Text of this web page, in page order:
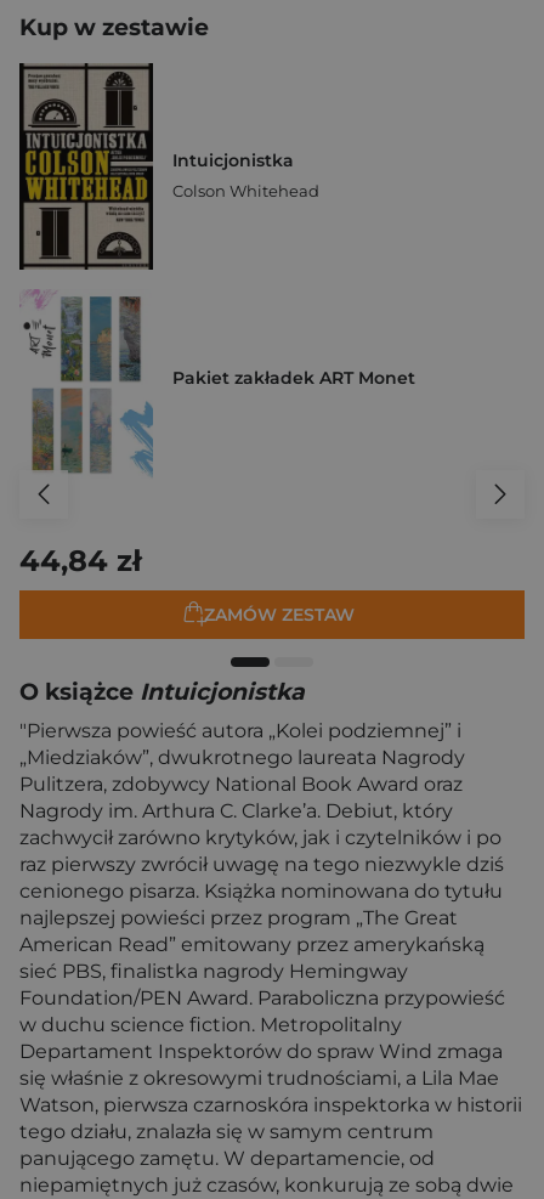
Kup w zestawie
Intuicjonistka
Colson Whitehead
Pakiet zakładek ART Monet
44,84 zł
ZAMÓW ZESTAW
O książce Intuicjonistka
"Pierwsza powieść autora „Kolei podziemnej” i
„Miedziaków”, dwukrotnego laureata Nagrody
Pulitzera, zdobywcy National Book Award oraz
Nagrody im. Arthura C. Clarke’a. Debiut, który
zachwycił zarówno krytyków, jak i czytelników i po
raz pierwszy zwrócił uwagę na tego niezwykle dziś
cenionego pisarza. Książka nominowana do tytułu
najlepszej powieści przez program „The Great
American Read” emitowany przez amerykańską
sieć PBS, finalistka nagrody Hemingway
Foundation/PEN Award. Paraboliczna przypowieść
w duchu science fiction. Metropolitalny
Departament Inspektorów do spraw Wind zmaga
się właśnie z okresowymi trudnościami, a Lila Mae
Watson, pierwsza czarnoskóra inspektorka w historii
tego działu, znalazła się w samym centrum
panującego zamętu. W departamencie, od
niepamiętnych już czasów, konkurują ze sobą dwie